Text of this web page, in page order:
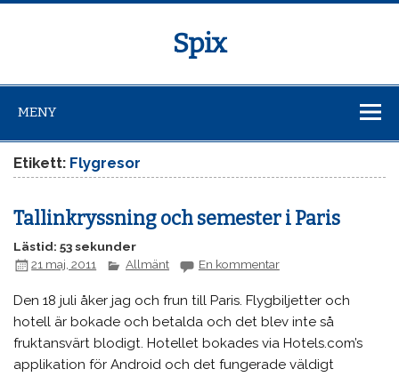
Spix
MENY
Etikett: Flygresor
Tallinkryssning och semester i Paris
Lästid: 53 sekunder
21 maj, 2011
Allmänt En kommentar
Den 18 juli åker jag och frun till Paris. Flygbiljetter och
hotell är bokade och betalda och det blev inte så
fruktansvärt blodigt. Hotellet bokades via Hotels.com’s
applikation för Android och det fungerade väldigt